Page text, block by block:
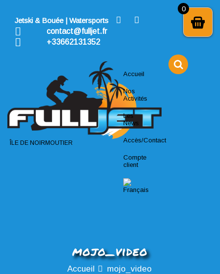
contentJetski & Bouée | Watersports
contact@fulljet.fr
+33662131352
ÎLE DE NOIRMOUTIER
Accueil
Nos
Activités
Les
News
Accès/Contact
Compte
client
mojo_video
Accueil mojo_video
0